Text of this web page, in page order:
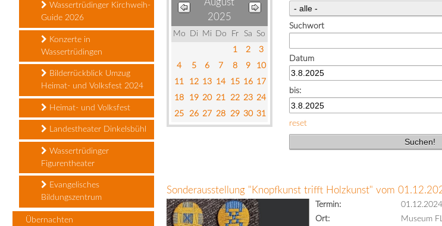
Wassertrüdinger Kirchweih-
Guide 2026
Konzerte in
Wassertrüdingen
Bilderrückblick Umzug
Heimat- und Volksfest 2024
Heimat- und Volksfest
Landestheater Dinkelsbühl
Wassertrüdinger
Figurentheater
Evangelisches
Bildungszentrum
Übernachten
August
2025
Mo Di Mi Do Fr Sa
So
1
2
3
4
5 6 7 8 9
10
11
12 13 14 15 16 17
18
19 20 21 22 23 24
25
26 27 28 29 30 31
Suchwort
Datum
bis:
reset
Sonderausstellung "Knopfkunst trifft Holzkunst" vom
Termin: 01.12.2024
Ort:
Museum